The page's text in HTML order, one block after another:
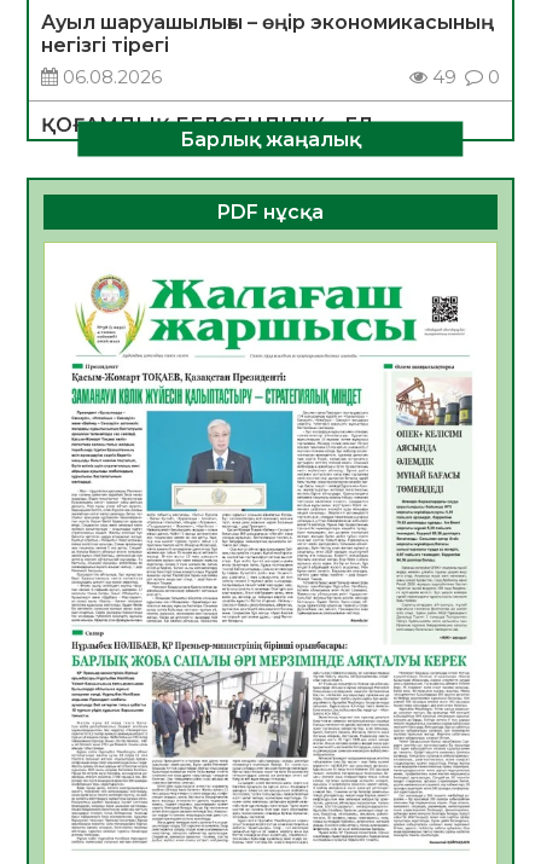
Ауыл шаруашылығы – өңір экономикасының
негізгі тірегі
06.08.2026
49 0
ҚОҒАМДЫҚ БЕЛСЕНДІЛІК – ЕЛ
ДАМУЫНЫҢ НЕГІЗІ
06.08.2026
47 0
ҚҰРЫЛТАЙ САЙЛАУЫ – БОЛАШАҚҚА
06.08.2026
Инфекциялық ауруларға қарсы иммундау
жұмыстарының тиімділігі
06.08.2026
51
Көкжөтел ауруы туралы
06.08.2026
48
АПВ вакцинасы туралы мәлімет
06.08.2026
46
Open Air: Қызылорда облысы полиция
департаменті 20 мыңнан астам
көрерменнің қауіпсіздігін қамтамасыз етті
06.08.2026
60
ҚЫЗЫЛОРДАДА «САНАЛЫ ҰРПАҚ –
ЖАРҚЫН БОЛАШАҚ» АТТЫ КЕҢЕЙТІЛГЕН
МӘЖІЛІС ӨТТІ
05.08.2026
61
Қазақстан Орталық Азиядағы көшуге ең
Барлық жаңалық
PDF нұсқа